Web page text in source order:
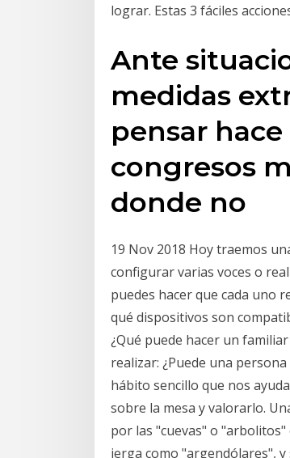
lograr. Estas 3 fáciles
Ante
medidas
pensar
congresos
donde no
19 Nov 2018 Hoy traemos
configurar varias voces o
puedes hacer que cada uno
qué dispositivos son
¿Qué puede hacer un
realizar: ¿Puede una
hábito sencillo que nos
sobre la mesa y valorarlo.
por las "cuevas" o "arbolitos"
jerga como "argendólares",